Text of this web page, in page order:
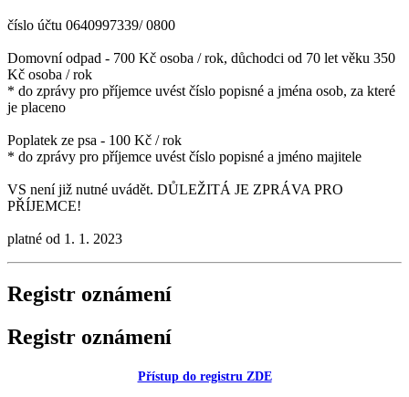
číslo účtu 0640997339/ 0800
Domovní odpad - 700 Kč osoba / rok, důchodci od 70 let věku 350
Kč osoba / rok
* do zprávy pro příjemce uvést číslo popisné a jména osob, za které
je placeno
Poplatek ze psa - 100 Kč / rok
* do zprávy pro příjemce uvést číslo popisné a jméno majitele
VS není již nutné uvádět. DŮLEŽITÁ JE ZPRÁVA PRO
PŘÍJEMCE!
platné od 1. 1. 2023
Registr oznámení
Registr oznámení
Přístup do registru ZDE